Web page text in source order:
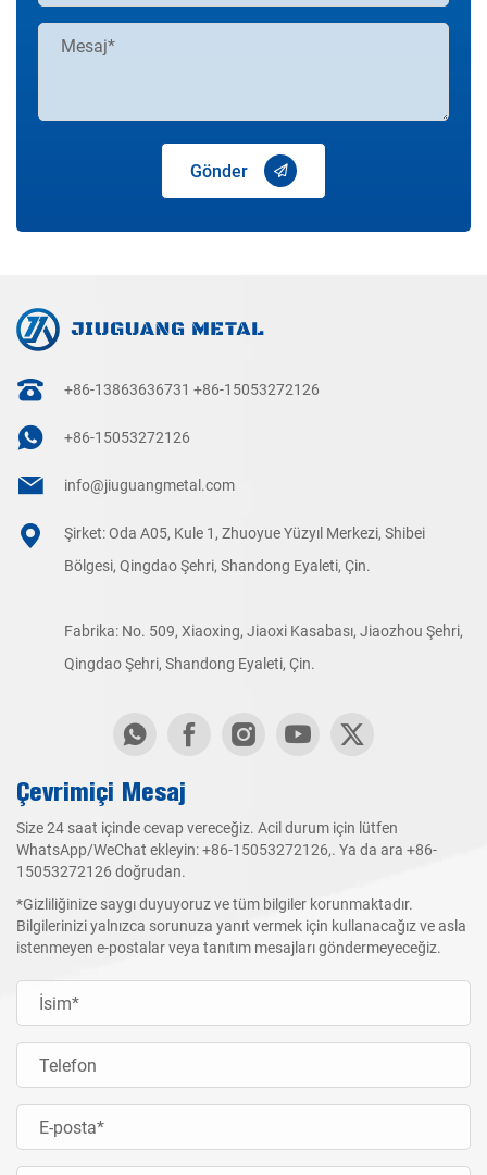
Gönder
+86-13863636731 +86-15053272126
+86-15053272126
info@jiuguangmetal.com
Şirket: Oda A05, Kule 1, Zhuoyue Yüzyıl Merkezi, Shibei
Bölgesi, Qingdao Şehri, Shandong Eyaleti, Çin.
Fabrika: No. 509, Xiaoxing, Jiaoxi Kasabası, Jiaozhou Şehri,
Qingdao Şehri, Shandong Eyaleti, Çin.
Çevrimiçi Mesaj
Size 24 saat içinde cevap vereceğiz. Acil durum için lütfen
WhatsApp/WeChat ekleyin:+86-15053272126,. Ya da ara +86-
15053272126 doğrudan.
*Gizliliğinize saygı duyuyoruz ve tüm bilgiler korunmaktadır.
Bilgilerinizi yalnızca sorunuza yanıt vermek için kullanacağız ve asla
istenmeyen e-postalar veya tanıtım mesajları göndermeyeceğiz.